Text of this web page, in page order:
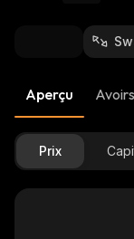
Aperçu Avoirs
Prix